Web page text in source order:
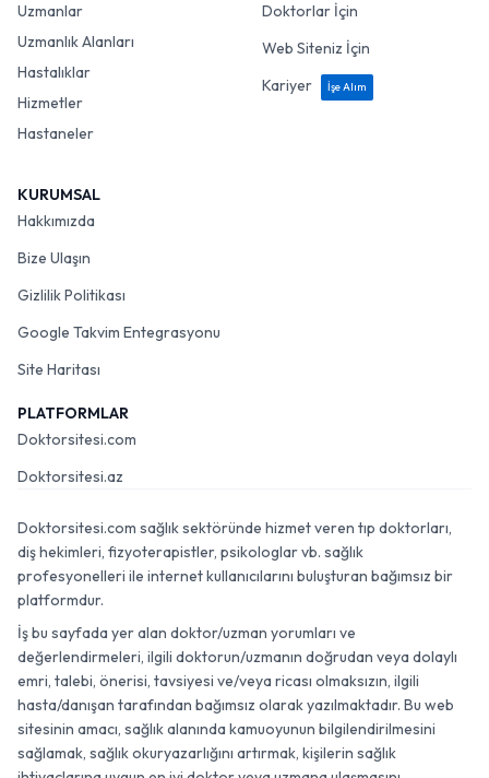
Uzmanlar
Uzmanlık Alanları
Hastalıklar
Hizmetler
Hastaneler
Doktorlar İçin
Web Siteniz İçin
Kariyer
İşe Alım
KURUMSAL
Hakkımızda
Bize Ulaşın
Gizlilik Politikası
Google Takvim Entegrasyonu
Site Haritası
PLATFORMLAR
Doktorsitesi.com
Doktorsitesi.az
Doktorsitesi.com sağlık sektöründe hizmet veren tıp doktorları,
diş hekimleri, fizyoterapistler, psikologlar vb. sağlık
profesyonelleri ile internet kullanıcılarını buluşturan bağımsız bir
platformdur.
İş bu sayfada yer alan doktor/uzman yorumları ve
değerlendirmeleri, ilgili doktorun/uzmanın doğrudan veya dolaylı
emri, talebi, önerisi, tavsiyesi ve/veya ricası olmaksızın, ilgili
hasta/danışan tarafından bağımsız olarak yazılmaktadır. Bu web
sitesinin amacı, sağlık alanında kamuoyunun bilgilendirilmesini
sağlamak, sağlık okuryazarlığını artırmak, kişilerin sağlık